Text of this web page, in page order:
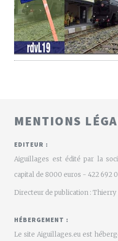
MENTIONS
EDITEUR :
Aiguillages est édité par la
capital de 8000 euros - 422 692
Directeur de publication : Thierry
HÉBERGEMENT :
Le site Aiguillages.eu est